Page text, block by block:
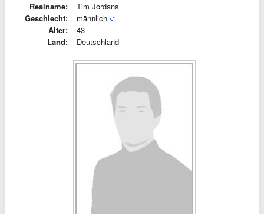
Realname:
Tim Jordans
Geschlecht:
männlich
Alter:
43
Land:
Deutschland